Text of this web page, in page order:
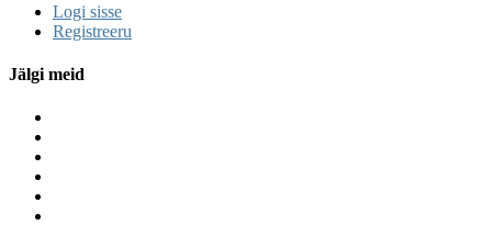
Logi sisse
Registreeru
Jälgi meid